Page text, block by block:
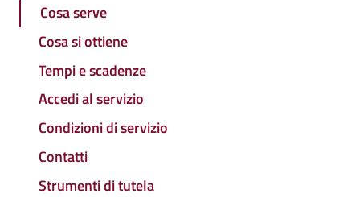
Cosa serve
Cosa si ottiene
Tempi e scadenze
Accedi al servizio
Condizioni di servizio
Contatti
Strumenti di tutela